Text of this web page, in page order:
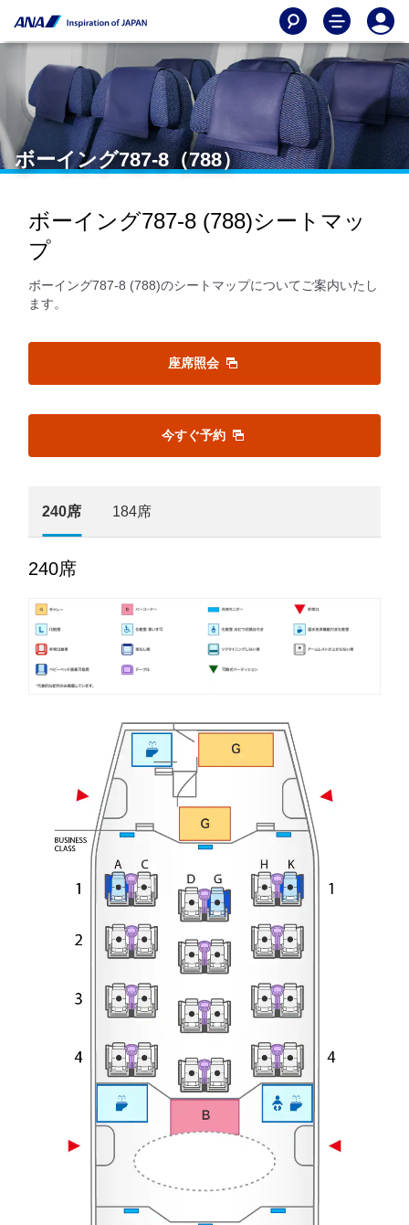
ボーイング787-8（788）
ボーイング787-8 (788)シートマッ
プ
ボーイング787-8 (788)のシートマップについてご案内いたし
ます。
座席照会
今すぐ予約
240席 184席
240席